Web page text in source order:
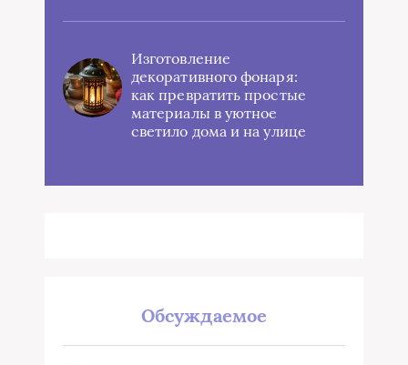
Изготовление
декоративного фонаря:
как превратить простые
материалы в уютное
светило дома и на улице
Обсуждаемое